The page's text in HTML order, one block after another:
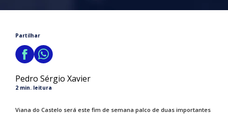
Partilhar
Pedro Sérgio Xavier
2 min. leitura
Viana do Castelo será este fim de semana palco de duas importantes